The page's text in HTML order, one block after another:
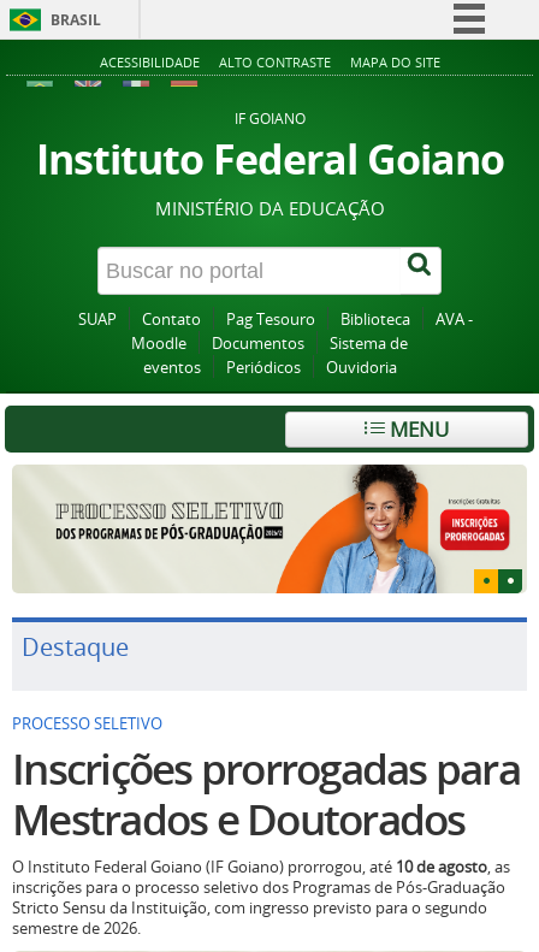
BRASIL
Simplifique!
Acesso à informação
Legislação
Canais
ACESSIBILIDADE ALTO CONTRASTE MAPA DO SITE
IF GOIANO
Instituto Federal Goiano
MINISTÉRIO DA EDUCAÇÃO
SUAP Contato Pag Tesouro Biblioteca
AVA -
Moodle
Documentos
Sistema de
eventos
Periódicos Ouvidoria
MENU
Destaque
PROCESSO SELETIVO
Inscrições prorrogadas para
Mestrados e Doutorados
O Instituto Federal Goiano (IF Goiano) prorrogou, até 10 de agosto, as
inscrições para o processo seletivo dos Programas de Pós-Graduação
Stricto Sensu da Instituição, com ingresso previsto para o segundo
semestre de 2026.